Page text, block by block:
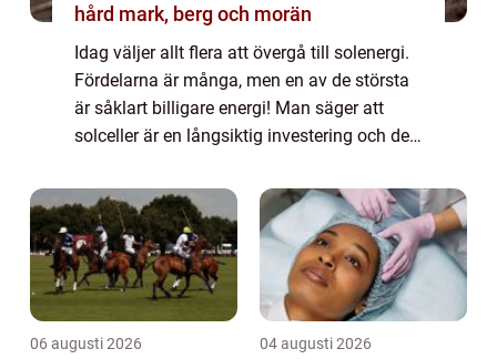
hård mark, berg och morän
Idag väljer allt flera att övergå till solenergi.
Fördelarna är många, men en av de största
är såklart billigare energi! Man säger att
solceller är en långsiktig investering och det
06 augusti 2026 04 augusti 2026